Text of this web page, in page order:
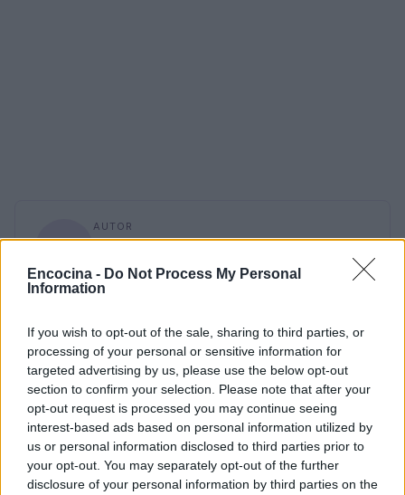
Encocina - Do Not Process My Personal
Information
If you wish to opt-out of the sale, sharing to third parties, or
processing of your personal or sensitive information for
targeted advertising by us, please use the below opt-out
section to confirm your selection. Please note that after your
opt-out request is processed you may continue seeing
interest-based ads based on personal information utilized by
us or personal information disclosed to third parties prior to
your opt-out. You may separately opt-out of the further
disclosure of your personal information by third parties on the
AUTOR
Matteo Pellegrino
Matteo Pellegrino organizó un desfile pop-up
en los callejones de los Quartieri Spagnoli
columnista de moda que cuida secciones
sobre artesanía y tendencias locales. Nacido
en Nápoles, conserva bocetos de patrones y
apuntes tomados en los talleres de sastrería
de via Toledo.